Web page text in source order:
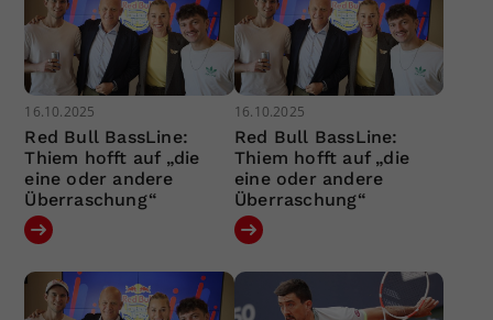
16.10.2025
Red Bull BassLine:
Thiem hofft auf „die
eine oder andere
Überraschung“
16.10.2025
Red Bull BassLine:
Thiem hofft auf „die
eine oder andere
Überraschung“